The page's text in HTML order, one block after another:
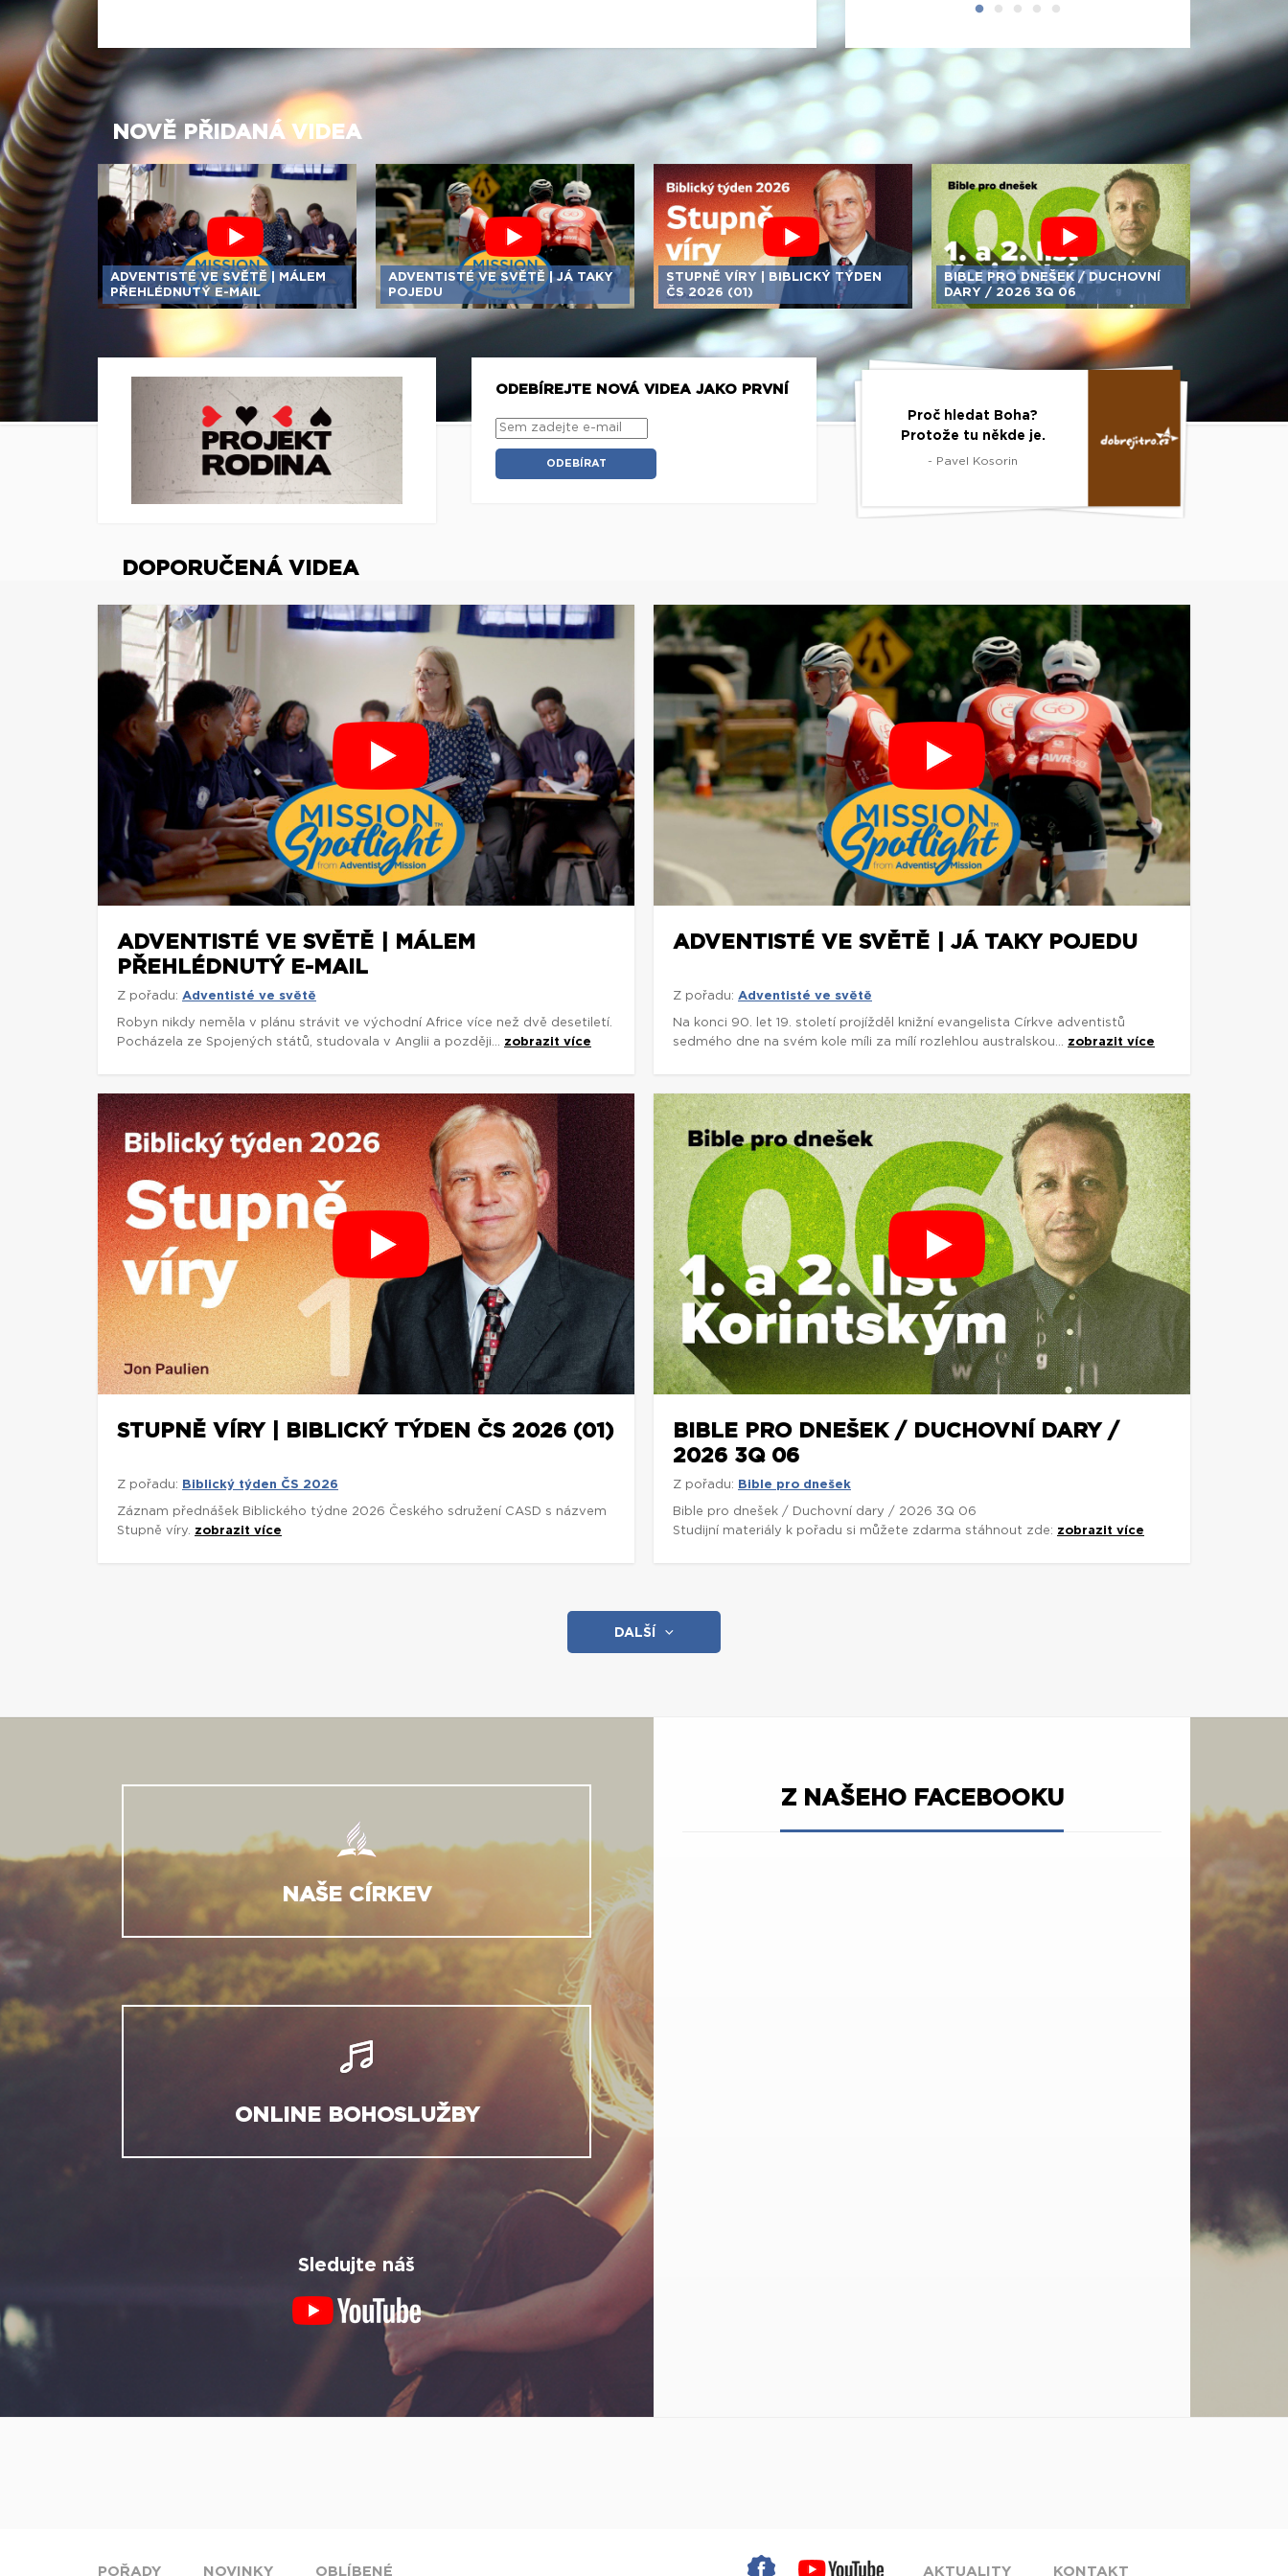
NOVĚ PŘIDANÁ VIDEA
ADVENTISTÉ VE SVĚTĚ | MÁLEM
PŘEHLÉDNUTÝ E-MAIL
ADVENTISTÉ VE SVĚTĚ | JÁ TAKY
POJEDU
STUPNĚ VÍRY | BIBLICKÝ TÝDEN
ČS 2026 (01)
BIBLE PRO DNEŠEK /​ DUCHOVNÍ
DARY /​ 2026 3Q 06
ODEBÍREJTE NOVÁ VIDEA JAKO PRVNÍ
Proč hledat Boha?
Protože tu někde je.
- Pavel Kosorin
DOPORUČENÁ VIDEA
ADVENTISTÉ VE SVĚTĚ | MÁLEM
PŘEHLÉDNUTÝ E-MAIL
Z pořadu: Adventisté ve světě
Robyn nikdy neměla v plánu strávit ve východní Africe více než dvě desetiletí.
Pocházela ze Spojených států, studovala v Anglii a později... zobrazit více
ADVENTISTÉ VE SVĚTĚ | JÁ TAKY POJEDU
Z pořadu: Adventisté ve světě
Na konci 90. let 19. století projížděl knižní evangelista Církve adventistů
sedmého dne na svém kole míli za mílí rozlehlou australskou... zobrazit více
STUPNĚ VÍRY | BIBLICKÝ TÝDEN ČS 2026 (01)
Z pořadu: Biblický týden ČS 2026
Záznam přednášek Biblického týdne 2026 Českého sdružení CASD s názvem
Stupně víry. zobrazit více
BIBLE PRO DNEŠEK / DUCHOVNÍ DARY /
2026 3Q 06
Z pořadu: Bible pro dnešek
Bible pro dnešek / Duchovní dary / 2026 3Q 06
Studijní materiály k pořadu si můžete zdarma stáhnout zde: zobrazit více
DALŠÍ
NAŠE CÍRKEV
ONLINE BOHOSLUŽBY
Sledujte náš
Z NAŠEHO FACEBOOKU
POŘADY NOVINKY OBLÍBENÉ AKTUALITY KONTAKT